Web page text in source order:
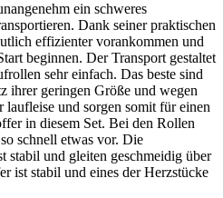
ein schweres
Dank seiner praktischen
effizienter vorankommen und
beginnen. Der Transport gestaltet
sehr einfach. Das beste sind
ihrer geringen Größe und wegen
laufleise und sorgen somit für einen
in diesem Set. Bei den Rollen
schnell etwas vor. Die
stabil und gleiten geschmeidig über
ist stabil und eines der Herzstücke